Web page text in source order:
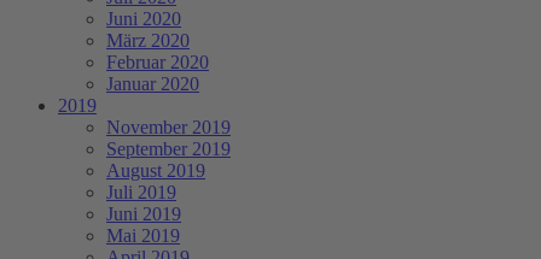
Juni 2020
März 2020
Februar 2020
Januar 2020
2019
November 2019
September 2019
August 2019
Juli 2019
Juni 2019
Mai 2019